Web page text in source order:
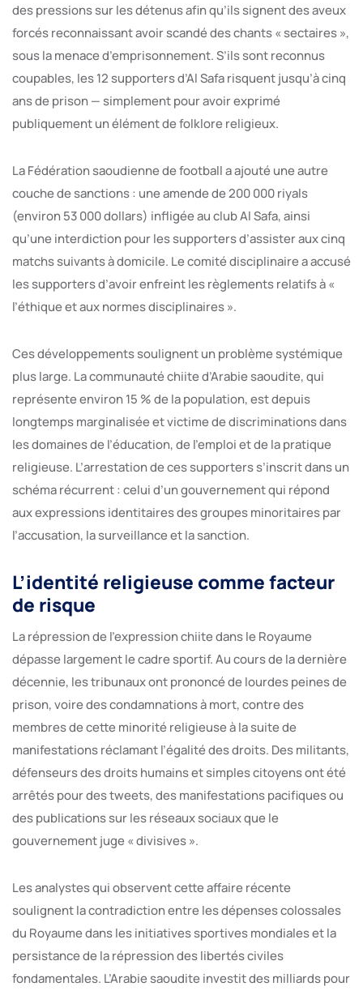
des pressions sur les détenus afin qu’ils signent des aveux
forcés reconnaissant avoir scandé des chants « sectaires »,
sous la menace d’emprisonnement. S’ils sont reconnus
coupables, les 12 supporters d’Al Safa risquent jusqu’à cinq
ans de prison — simplement pour avoir exprimé
publiquement un élément de folklore religieux.
La Fédération saoudienne de football a ajouté une autre
couche de sanctions : une amende de 200 000 riyals
(environ 53 000 dollars) infligée au club Al Safa, ainsi
qu’une interdiction pour les supporters d’assister aux cinq
matchs suivants à domicile. Le comité disciplinaire a accusé
les supporters d’avoir enfreint les règlements relatifs à «
l’éthique et aux normes disciplinaires ».
Ces développements soulignent un problème systémique
plus large. La communauté chiite d’Arabie saoudite, qui
représente environ 15 % de la population, est depuis
longtemps marginalisée et victime de discriminations dans
les domaines de l’éducation, de l’emploi et de la pratique
religieuse. L’arrestation de ces supporters s’inscrit dans un
schéma récurrent : celui d’un gouvernement qui répond
aux expressions identitaires des groupes minoritaires par
l’accusation, la surveillance et la sanction.
L’identité religieuse comme facteur
de risque
La répression de l’expression chiite dans le Royaume
dépasse largement le cadre sportif. Au cours de la dernière
décennie, les tribunaux ont prononcé de lourdes peines de
prison, voire des condamnations à mort, contre des
membres de cette minorité religieuse à la suite de
manifestations réclamant l’égalité des droits. Des militants,
défenseurs des droits humains et simples citoyens ont été
arrêtés pour des tweets, des manifestations pacifiques ou
des publications sur les réseaux sociaux que le
gouvernement juge « divisives ».
Les analystes qui observent cette affaire récente
soulignent la contradiction entre les dépenses colossales
du Royaume dans les initiatives sportives mondiales et la
persistance de la répression des libertés civiles
fondamentales. L’Arabie saoudite investit des milliards pour